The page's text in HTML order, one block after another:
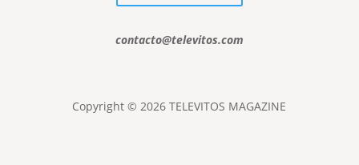
contacto@televitos.com
Copyright © 2026 TELEVITOS MAGAZINE